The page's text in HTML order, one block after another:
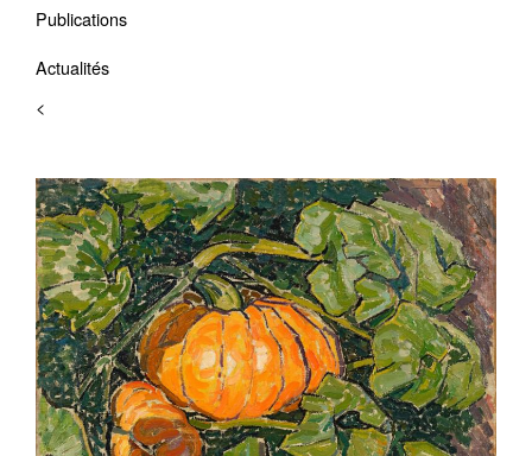
Publications
Actualités
<